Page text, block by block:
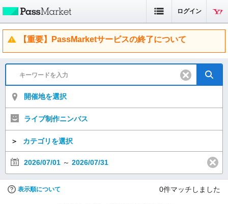
ログイン
【重要】PassMarketサービスの終了について
開催地を選択
ライブ制作ニンバス
＞ カテゴリを選択
2026/07/01 ～ 2026/07/31
表示順について 0件マッチしました